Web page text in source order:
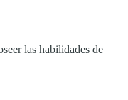
las habilidades de